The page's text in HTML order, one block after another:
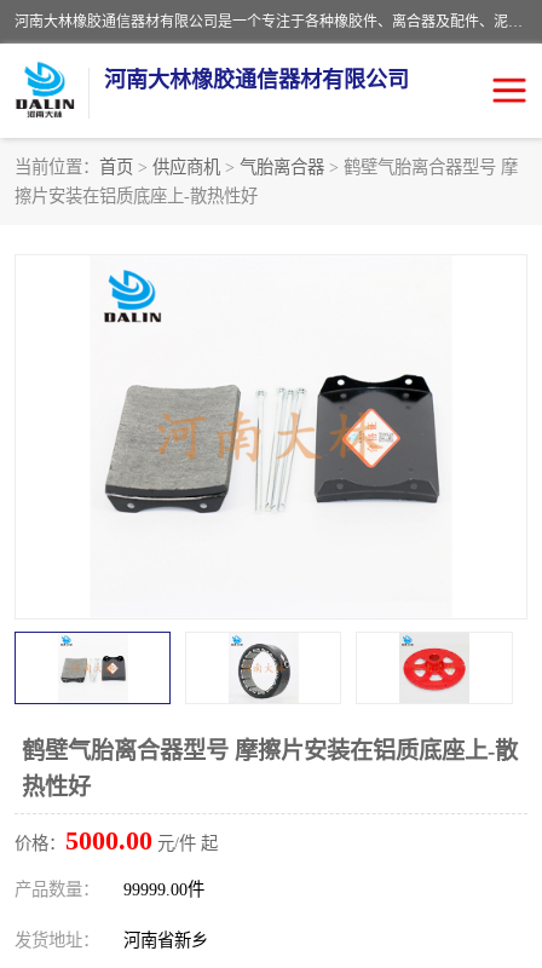
河南大林橡胶通信器材有限公司是一个专注于各种橡胶件、离合器及配件、泥浆泵及配件等产品设计制造和加工的企业。产品应用于矿山、冶金、石油、钢铁、化工、水泥、船舶、造纸、通用机械等各种大功率机械传动或制动装置。
河南大林橡胶通信器材有限公司
当前位置： 首页 > 供应商机 > 气胎离合器 > 鹤壁气胎离合器型号 摩
擦片安装在铝质底座上-散热性好
鹤壁气胎离合器型号 摩擦片安装在铝质底座上-散
热性好
价格： 5000.00 元/件 起
产品数量： 99999.00件
发货地址： 河南省新乡
推盘离合器
VC离合器
PO隔膜离合器
泥浆泵空气包胶囊 气动元件
DY隔膜式离合器 CB离合器
KB离合器 实芯轮胎